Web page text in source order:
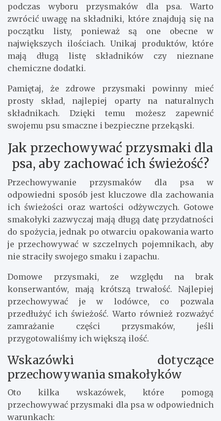
podczas wyboru przysmaków dla psa. Warto
zwrócić uwagę na składniki, które znajdują się na
początku listy, ponieważ są one obecne w
największych ilościach. Unikaj produktów, które
mają długą listę składników czy nieznane
chemiczne dodatki.
Pamiętaj, że zdrowe przysmaki powinny mieć
prosty skład, najlepiej oparty na naturalnych
składnikach. Dzięki temu możesz zapewnić
swojemu psu smaczne i bezpieczne przekąski.
Jak przechowywać przysmaki dla
psa, aby zachować ich świeżość?
Przechowywanie przysmaków dla psa w
odpowiedni sposób jest kluczowe dla zachowania
ich świeżości oraz wartości odżywczych. Gotowe
smakołyki zazwyczaj mają długą datę przydatności
do spożycia, jednak po otwarciu opakowania warto
je przechowywać w szczelnych pojemnikach, aby
nie straciły swojego smaku i zapachu.
Domowe przysmaki, ze względu na brak
konserwantów, mają krótszą trwałość. Najlepiej
przechowywać je w lodówce, co pozwala
przedłużyć ich świeżość. Warto również rozważyć
zamrażanie części przysmaków, jeśli
przygotowaliśmy ich większą ilość.
Wskazówki dotyczące
przechowywania smakołyków
Oto kilka wskazówek, które pomogą
przechowywać przysmaki dla psa w odpowiednich
warunkach: